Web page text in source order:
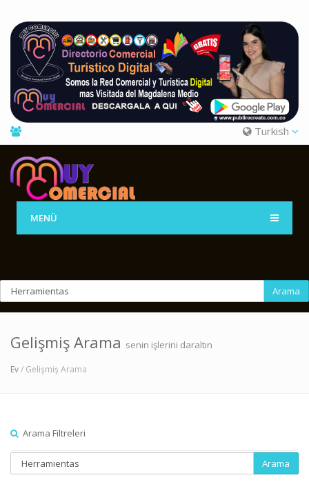
Turkish
MENÜ
Arama
Gelişmiş Arama senin işlerini daraltın
Ev/ Gelişmiş Arama
Arama Filtreleri
Arama